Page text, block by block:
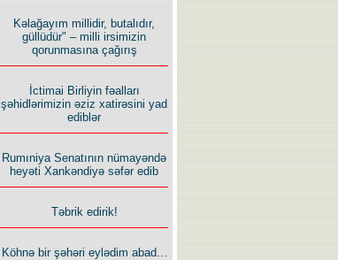
Kəlağayım millidir, butalıdır,
güllüdür" – milli irsimizin
qorunmasına çağırış
İctimai Birliyin fəalları
şəhidlərimizin əziz xatirəsini yad
ediblər
Rumıniya Senatının nümayəndə
heyəti Xankəndiyə səfər edib
Təbrik edirik!
Köhnə bir şəhəri eylədim abad...